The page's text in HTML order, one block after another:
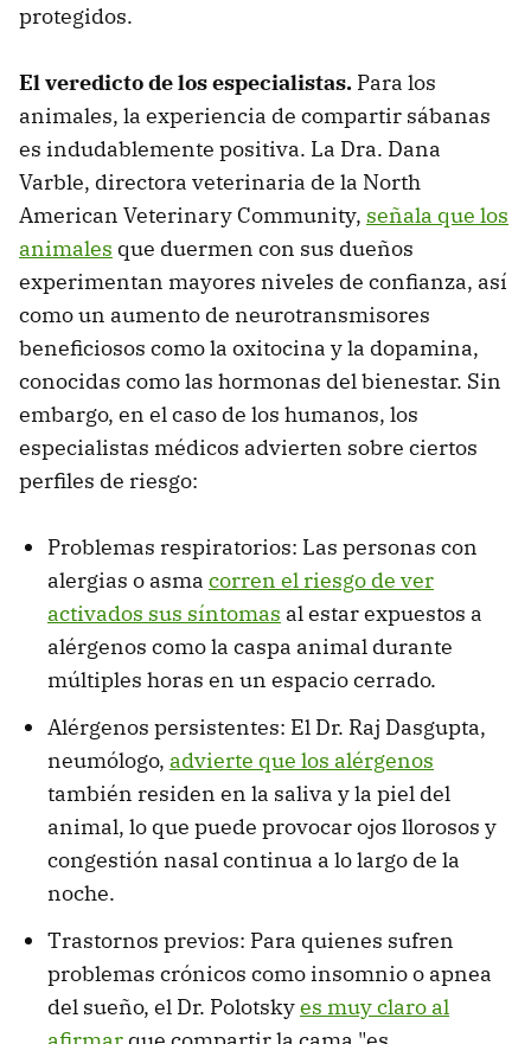
protegidos.
El veredicto de los especialistas. Para los
animales, la experiencia de compartir sábanas
es indudablemente positiva. La Dra. Dana
Varble, directora veterinaria de la North
American Veterinary Community, señala que los
animales que duermen con sus dueños
experimentan mayores niveles de confianza, así
como un aumento de neurotransmisores
beneficiosos como la oxitocina y la dopamina,
conocidas como las hormonas del bienestar. Sin
embargo, en el caso de los humanos, los
especialistas médicos advierten sobre ciertos
perfiles de riesgo:
Problemas respiratorios: Las personas con
alergias o asma corren el riesgo de ver
activados sus síntomas al estar expuestos a
alérgenos como la caspa animal durante
múltiples horas en un espacio cerrado.
Alérgenos persistentes: El Dr. Raj Dasgupta,
neumólogo, advierte que los alérgenos
también residen en la saliva y la piel del
animal, lo que puede provocar ojos llorosos y
congestión nasal continua a lo largo de la
noche.
Trastornos previos: Para quienes sufren
problemas crónicos como insomnio o apnea
del sueño, el Dr. Polotskyes muy claro al